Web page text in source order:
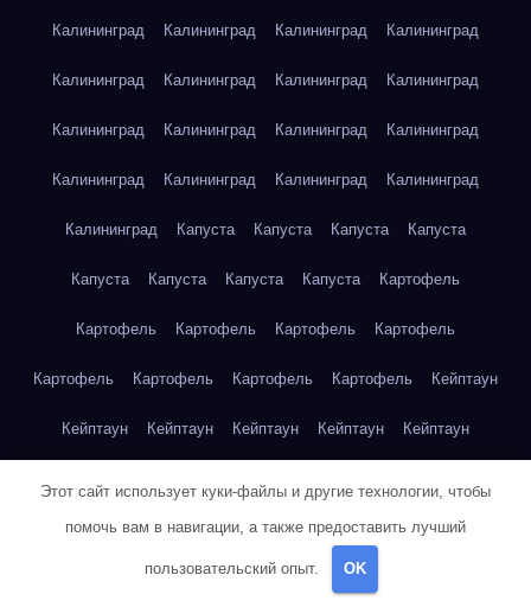
Калининград Калининград Калининград Калининград
Калининград Калининград Калининград Калининград
Калининград Калининград Калининград Калининград
Калининград Калининград Калининград Калининград
Калининград Капуста Капуста Капуста Капуста
Капуста Капуста Капуста Капуста Картофель
Картофель Картофель Картофель Картофель
Картофель Картофель Картофель Картофель Кейптаун
Кейптаун Кейптаун Кейптаун Кейптаун Кейптаун
Кейптаун Кейптаун Кейптаун Кейптаун Кейптаун
Кейптаун Кейптаун Кейптаун
Этот сайт использует куки-файлы и другие технологии, чтобы
помочь вам в навигации, а также предоставить лучший
пользовательский опыт. OK